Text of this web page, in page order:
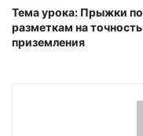
Тема урока: Прыжки по
разметкам на точность
приземления